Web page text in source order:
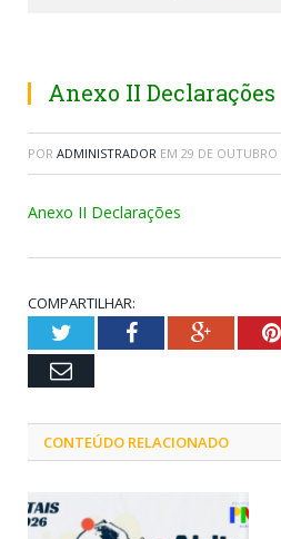
Anexo II Declarações
POR ADMINISTRADOR EM 29 DE OUTUBRO
Anexo II Declarações
COMPARTILHAR:
TwitterFacebookGoogle+
Email
CONTEÚDO RELACIONADO